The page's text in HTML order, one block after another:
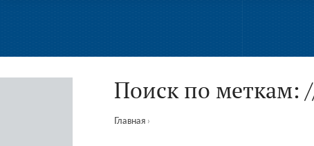
Поиск по меткам:
Главная ›